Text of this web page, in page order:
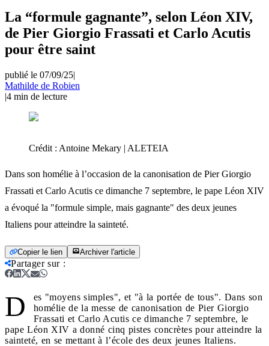
La “formule gagnante”, selon Léon XIV,
de Pier Giorgio Frassati et Carlo Acutis
pour être saint
publié le 07/09/25|
Mathilde de Robien
|4 min de lecture
Crédit : Antoine Mekary | ALETEIA
Dans son homélie à l’occasion de la canonisation de Pier Giorgio
Frassati et Carlo Acutis ce dimanche 7 septembre, le pape Léon XIV
a évoqué la "formule simple, mais gagnante" des deux jeunes
Italiens pour atteindre la sainteté.
Copier le lien Archiver l'article
Partager sur:
D
es "moyens simples", et "à la portée de tous". Dans son
homélie de la messe de canonisation de Pier Giorgio
Frassati et Carlo Acutis ce dimanche 7 septembre, le
pape Léon XIV a donné cinq pistes concrètes pour atteindre la
sainteté, en se mettant à l’école des deux jeunes Italiens.